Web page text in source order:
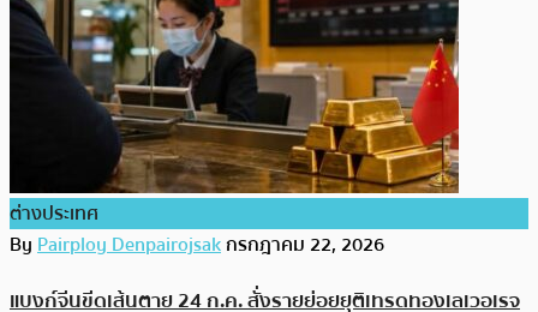
ต่างประเทศ
ByPairploy Denpairojsakกรกฎาคม 22, 2026
แบงก์จีนขีดเส้นตาย 24 ก.ค. สั่งรายย่อยยุติเทรดทองเลเวอเรจ